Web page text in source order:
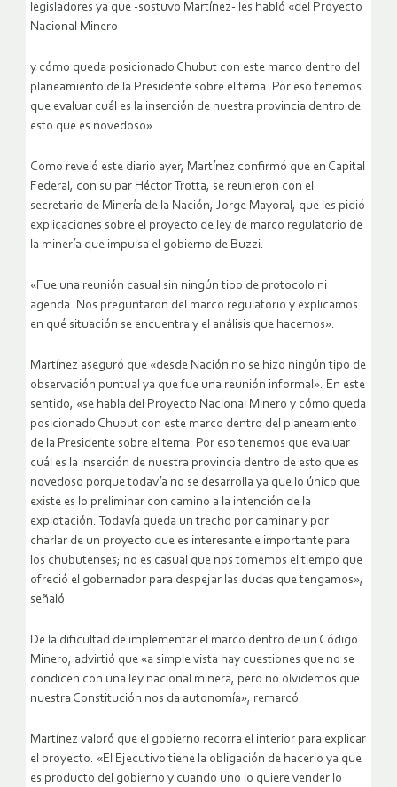
legisladores ya que -sostuvo Martínez- les habló «del Proyecto
Nacional Minero
y cómo queda posicionado Chubut con este marco dentro del
planeamiento de la Presidente sobre el tema. Por eso tenemos
que evaluar cuál es la inserción de nuestra provincia dentro de
esto que es novedoso».
Como reveló este diario ayer, Martínez confirmó que en Capital
Federal, con su par Héctor Trotta, se reunieron con el
secretario de Minería de la Nación, Jorge Mayoral, que les pidió
explicaciones sobre el proyecto de ley de marco regulatorio de
la minería que impulsa el gobierno de Buzzi.
«Fue una reunión casual sin ningún tipo de protocolo ni
agenda. Nos preguntaron del marco regulatorio y explicamos
en qué situación se encuentra y el análisis que hacemos».
Martínez aseguró que «desde Nación no se hizo ningún tipo de
observación puntual ya que fue una reunión informal». En este
sentido, «se habla del Proyecto Nacional Minero y cómo queda
posicionado Chubut con este marco dentro del planeamiento
de la Presidente sobre el tema. Por eso tenemos que evaluar
cuál es la inserción de nuestra provincia dentro de esto que es
novedoso porque todavía no se desarrolla ya que lo único que
existe es lo preliminar con camino a la intención de la
explotación. Todavía queda un trecho por caminar y por
charlar de un proyecto que es interesante e importante para
los chubutenses; no es casual que nos tomemos el tiempo que
ofreció el gobernador para despejar las dudas que tengamos»,
señaló.
De la dificultad de implementar el marco dentro de un Código
Minero, advirtió que «a simple vista hay cuestiones que no se
condicen con una ley nacional minera, pero no olvidemos que
nuestra Constitución nos da autonomía», remarcó.
Martínez valoró que el gobierno recorra el interior para explicar
el proyecto. «El Ejecutivo tiene la obligación de hacerlo ya que
es producto del gobierno y cuando uno lo quiere vender lo